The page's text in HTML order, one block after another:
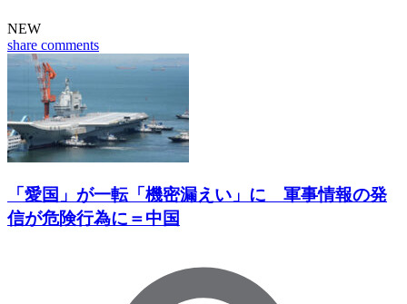
NEW
share comments
「愛国」が一転「機密漏えい」に 軍事情報の発
信が危険行為に＝中国